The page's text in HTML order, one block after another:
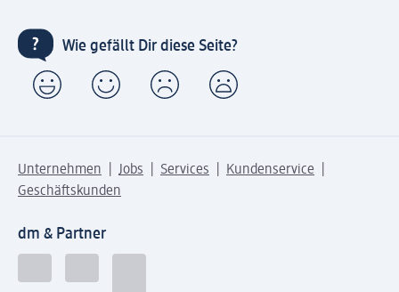
Wie gefällt Dir diese Seite?
Unternehmen Jobs Services
Kundenservice
Geschäftskunden
dm & Partner